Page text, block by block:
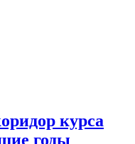
курса
годы